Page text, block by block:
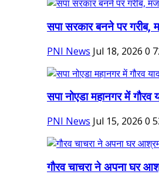
सपा सरकार बनने पर गरीब,
PNI News Jul 18, 2026 0
सपा नोएडा महानगर में गौरव
PNI News Jul 15, 2026 0
गौरव चाचरा ने अपना घर